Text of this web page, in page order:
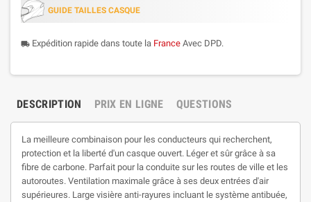
GUIDE TAILLES CASQUE
local_shipping Expédition rapide dans toute la France Avec DPD.
DESCRIPTION PRIX EN LIGNE QUESTIONS
La meilleure combinaison pour les conducteurs qui recherchent,
protection et la liberté d'un casque ouvert. Léger et sûr grâce à sa
fibre de carbone. Parfait pour la conduite sur les routes de ville et les
autoroutes. Ventilation maximale grâce à ses deux entrées d'air
supérieures. Large visière anti-rayures incluant le système antibuée,